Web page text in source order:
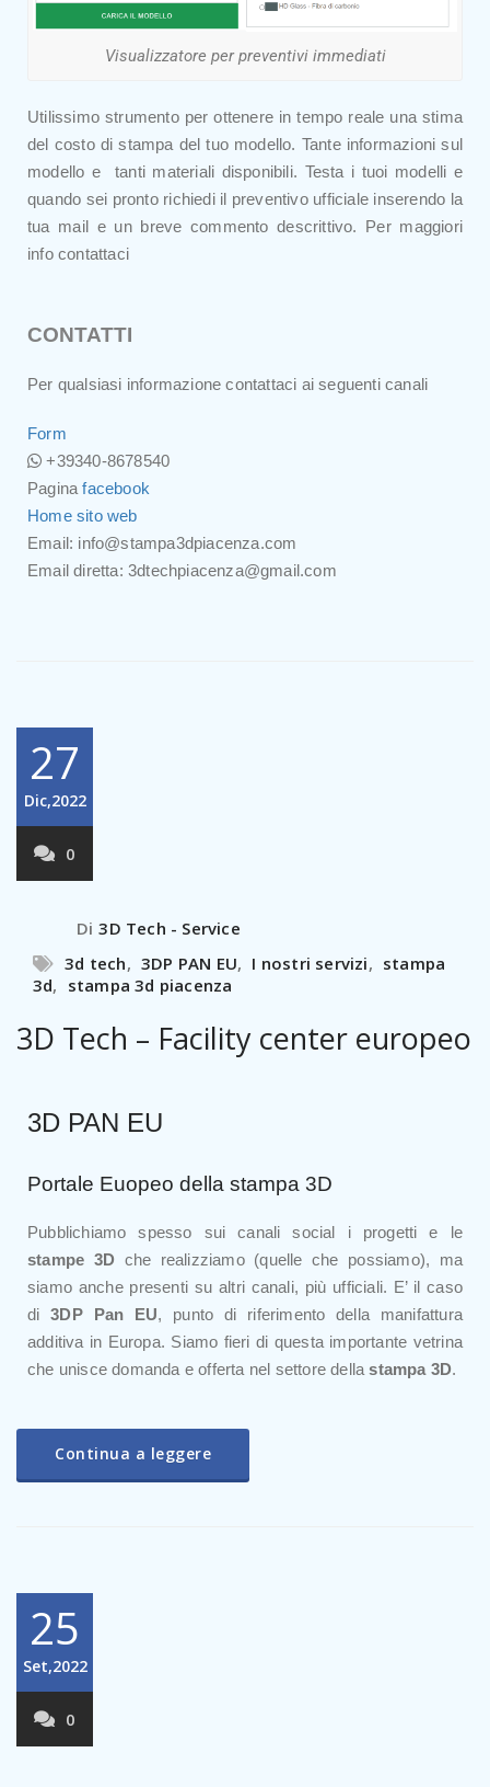
Visualizzatore per preventivi immediati
Utilissimo strumento per ottenere in tempo reale una stima
del costo di stampa del tuo modello. Tante informazioni sul
modello e tanti materiali disponibili. Testa i tuoi modelli e
quando sei pronto richiedi il preventivo ufficiale inserendo la
tua mail e un breve commento descrittivo. Per maggiori
info contattaci
CONTATTI
Per qualsiasi informazione contattaci ai seguenti canali
Form
+39340-8678540
Paginafacebook
Home sito web
Email: info@stampa3dpiacenza.com
Email diretta: 3dtechpiacenza@gmail.com
27
Dic,2022
0
Di 3D Tech - Service
3d tech, 3DP PAN EU, I nostri servizi, stampa
3d, stampa 3d piacenza
3D Tech – Facility center europeo
3D PAN EU
Portale Euopeo della stampa 3D
Pubblichiamo spesso sui canali social i progetti e le
stampe 3D che realizziamo (quelle che possiamo), ma
siamo anche presenti su altri canali, più ufficiali. E’ il caso
di3DP Pan EU, punto di riferimento della manifattura
additiva in Europa. Siamo fieri di questa importante vetrina
che unisce domanda e offerta nel settore dellastampa 3D.
Continua a leggere
25
Set,2022
0